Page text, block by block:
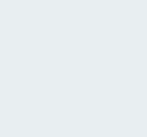
Kościół w
Położone około 50